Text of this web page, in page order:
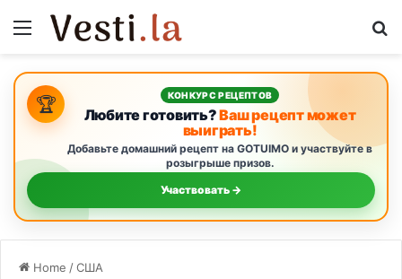
Menu
🏆 КОНКУРС РЕЦЕПТОВ
Любите готовить?Ваш рецепт может
выиграть!
Добавьте домашний рецепт на GOTUIMO и участвуйте в
розыгрыше призов.
Участвовать →
Home /США